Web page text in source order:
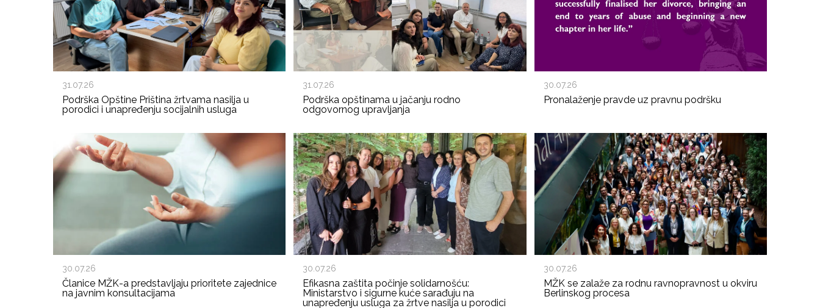
31.07.26
Podrška Opštine Priština žrtvama nasilja u
porodici i unapređenju socijalnih usluga
31.07.26
Podrška opštinama u jačanju rodno
odgovornog upravljanja
30.07.26
Pronalaženje pravde uz pravnu podršku
30.07.26
Članice MŽK-a predstavljaju prioritete zajednice
na javnim konsultacijama
30.07.26
Efikasna zaštita počinje solidarnošću:
Ministarstvo i sigurne kuće sarađuju na
unapređenju usluga za žrtve nasilja u porodici
30.07.26
MŽK se zalaže za rodnu ravnopravnost u okviru
Berlinskog procesa